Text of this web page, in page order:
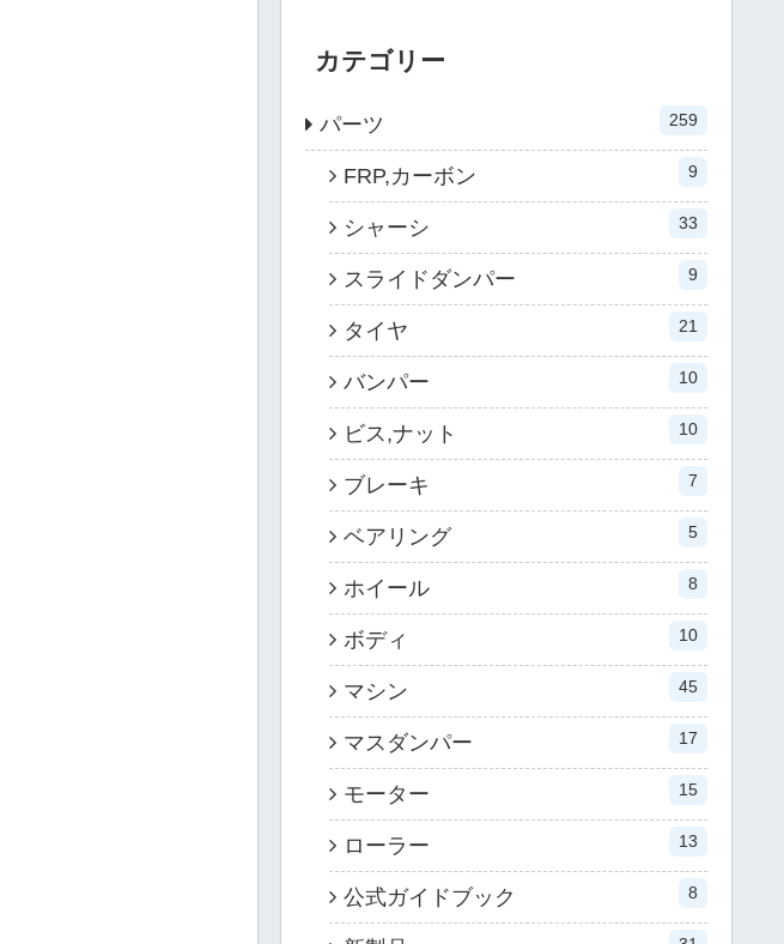
カテゴリー
パーツ 259
FRP,カーボン 9
シャーシ 33
スライドダンパー 9
タイヤ 21
バンパー 10
ビス,ナット 10
ブレーキ 7
ベアリング 5
ホイール 8
ボディ 10
マシン 45
マスダンパー 17
モーター 15
ローラー 13
公式ガイドブック 8